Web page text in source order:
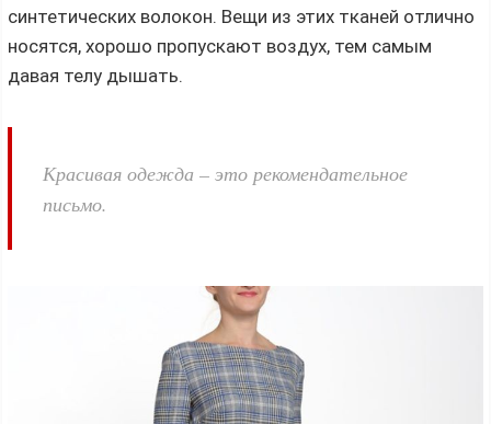
синтетических волокон. Вещи из этих тканей отлично
носятся, хорошо пропускают воздух, тем самым
давая телу дышать.
Красивая одежда – это рекомендательное
письмо.